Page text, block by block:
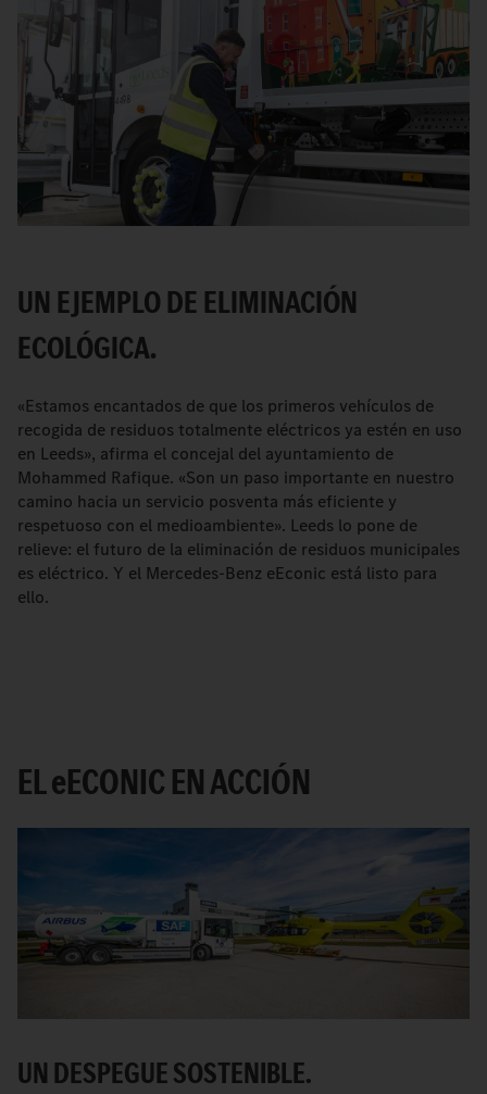
UN EJEMPLO DE ELIMINACIÓN
ECOLÓGICA.
«Estamos encantados de que los primeros vehículos de
recogida de residuos totalmente eléctricos ya estén en uso
en Leeds», afirma el concejal del ayuntamiento de
Mohammed Rafique. «Son un paso importante en nuestro
camino hacia un servicio posventa más eficiente y
respetuoso con el medioambiente». Leeds lo pone de
relieve: el futuro de la eliminación de residuos municipales
es eléctrico. Y el Mercedes-Benz eEconic está listo para
ello.
ELeECONIC EN ACCIÓN
UN DESPEGUE SOSTENIBLE.